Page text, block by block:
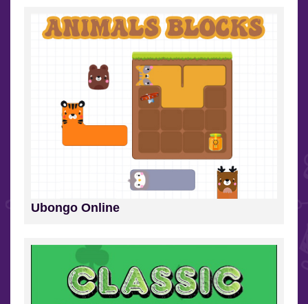
Ubongo Online